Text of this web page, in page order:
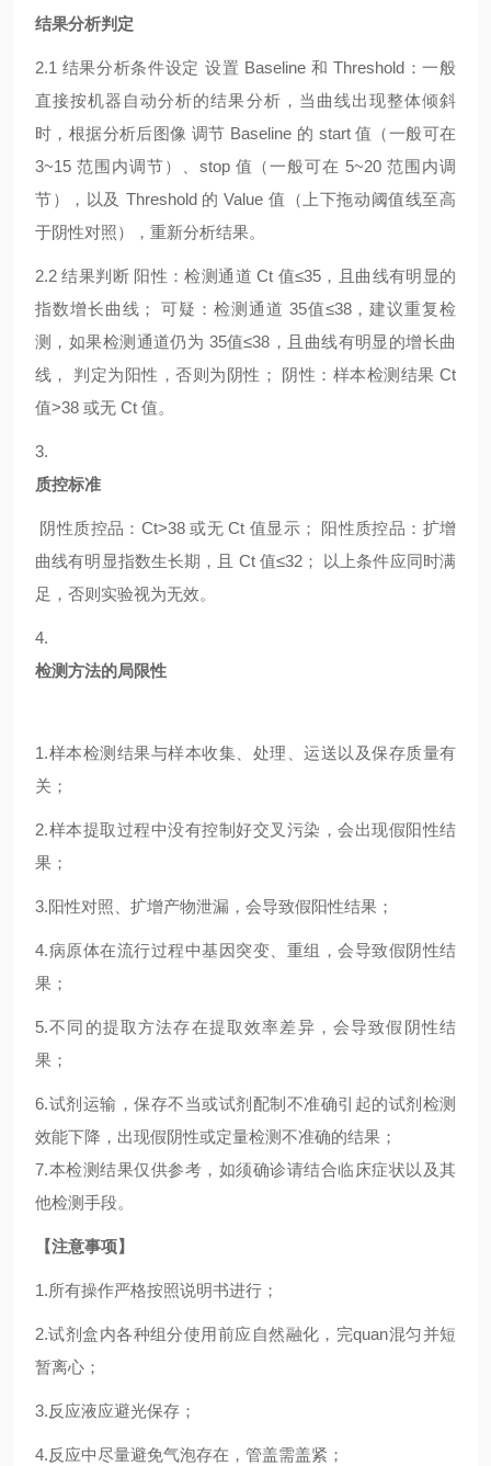
结果分析判定
2.1 结果分析条件设定 设置 Baseline 和 Threshold：一般
直接按机器自动分析的结果分析，当曲线出现整体倾斜
时，根据分析后图像 调节 Baseline 的 start 值（一般可在
3~15 范围内调节）、stop 值（一般可在 5~20 范围内调
节），以及 Threshold 的 Value 值（上下拖动阈值线至高
于阴性对照），重新分析结果。
2.2结果判断 阳性：检测通道 Ct 值≤35，且曲线有明显的
指数增长曲线； 可疑：检测通道 35值≤38，建议重复检
测，如果检测通道仍为 35值≤38，且曲线有明显的增长曲
线， 判定为阳性，否则为阴性； 阴性：样本检测结果 Ct
值>38 或无 Ct 值。
3.
质控标准
阴性质控品： Ct>38 或无 Ct 值显示； 阳性质控品：扩增
曲线有明显指数生长期，且 Ct 值≤32； 以上条件应同时满
足，否则实验视为无效。
4.
检测方法的局限性
1.样本检测结果与样本收集、处理、运送以及保存质量有
关；
2.样本提取过程中没有控制好交叉污染，会出现假阳性结
果；
3.阳性对照、扩增产物泄漏，会导致假阳性结果；
4.病原体在流行过程中基因突变、重组，会导致假阴性结
果；
5.不同的提取方法存在提取效率差异，会导致假阴性结
果；
6.试剂运输，保存不当或试剂配制不准确引起的试剂检测
效能下降，出现假阴性或定量检测不准确的结果；
7.本检测结果仅供参考，如须确诊请结合临床症状以及其
他检测手段。
【注意事项】
1.所有操作严格按照说明书进行；
2.试剂盒内各种组分使用前应自然融化，完quan混匀并短
暂离心；
3.反应液应避光保存；
4.反应中尽量避免气泡存在，管盖需盖紧；